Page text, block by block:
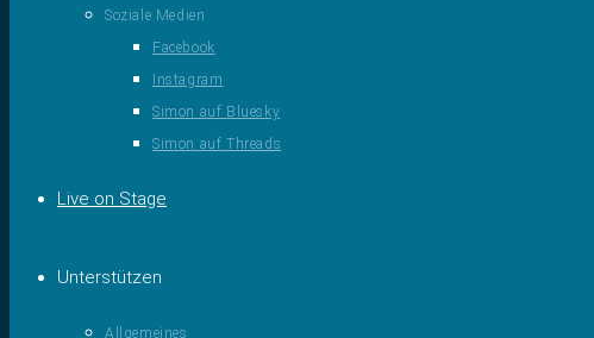
Soziale Medien
Facebook
Instagram
Simon auf Bluesky
Simon auf Threads
Live on Stage
Unterstützen
Allgemeines